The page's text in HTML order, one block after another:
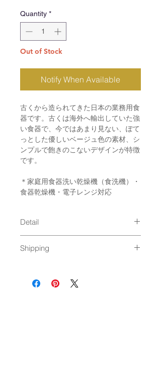
Quantity *
Out of Stock
Notify When Available
古くから造られてきた日本の業務用食
器です。古くは海外へ輸出していた強
い食器で、今ではあまり見ない、ぽて
っとした優しいベージュ色の素材、シ
ンプルで飽きのこないデザインが特徴
です。
＊家庭用食器洗い乾燥機（食洗機）・
食器乾燥機・電子レンジ対応
Detail
material : new bornchina
Shipping